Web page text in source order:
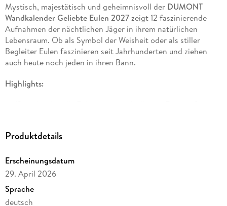
Mystisch, majestätisch und geheimnisvoll der DUMONT
Wandkalender Geliebte Eulen 2027zeigt 12 faszinierende
Aufnahmen der nächtlichen Jäger in ihrem natürlichen
Lebensraum. Ob als Symbol der Weisheit oder als stiller
Begleiter Eulen faszinieren seit Jahrhunderten und ziehen
auch heute noch jeden in ihren Bann.
Highlights:
12 eindrucksvolle Eulenmotive in brillanter Fotografie
für die Wand
Zusatzinfos
Übersichtliches Kalendarium mit allen wichtigen
Feiertagen für D/A/CH
Hochwertiger Druck auf stabilem Papier nachhaltig Made
Produktdetails
Erscheinungsdatum
29. April 2026
Sprache
deutsch